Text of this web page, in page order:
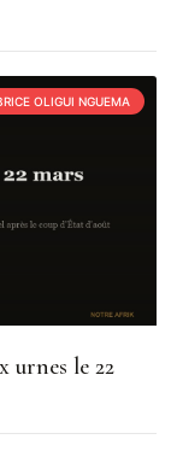
OLIGUI NGUEMA
urnes le 22